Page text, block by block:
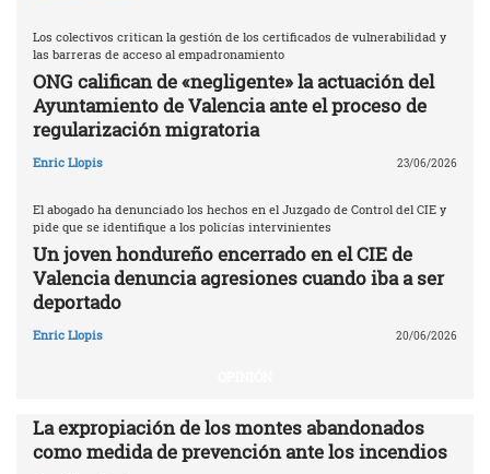
Los colectivos critican la gestión de los certificados de vulnerabilidad y
las barreras de acceso al empadronamiento
ONG califican de «negligente» la actuación del
Ayuntamiento de Valencia ante el proceso de
regularización migratoria
Enric Llopis 23/06/2026
El abogado ha denunciado los hechos en el Juzgado de Control del CIE y
pide que se identifique a los policías intervinientes
Un joven hondureño encerrado en el CIE de
Valencia denuncia agresiones cuando iba a ser
deportado
Enric Llopis 20/06/2026
La expropiación de los montes abandonados
como medida de prevención ante los incendios